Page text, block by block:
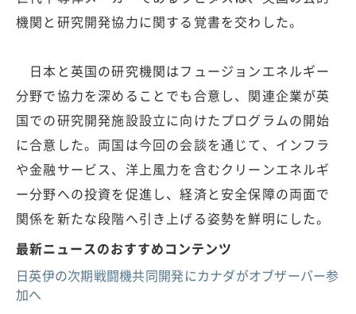
機関と研究開発協力に関する覚書を交わした。
日本と英国の研究機関はフュージョンエネルギー
分野で協力を深めることでも合意し、関連企業が英
国での研究開発施設設立に向けたプログラムの開始
に合意した。両国は今回の会談を通じて、インフラ
や金融サービス、洋上風力を含むクリーンエネルギ
ー分野への投資を促進し、経済と安全保障の両面で
関係を新たな段階へ引き上げる姿勢を鮮明にした。
最新ニュースのおすすめコンテンツ
日英伊の次期戦闘機共同開発にカナダがオブザーバー参
加へ